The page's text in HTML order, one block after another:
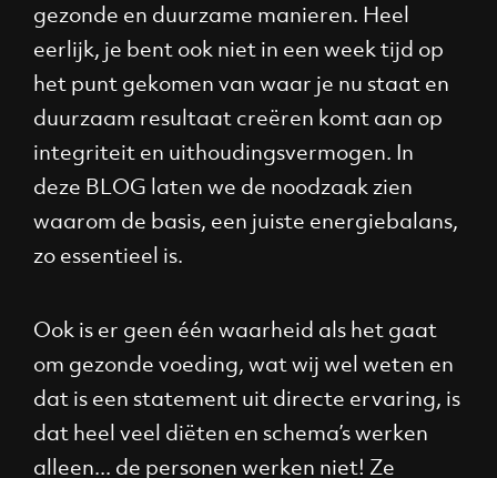
gezonde en duurzame manieren. Heel
eerlijk, je bent ook niet in een week tijd op
het punt gekomen van waar je nu staat en
duurzaam resultaat creëren komt aan op
integriteit en uithoudingsvermogen. In
deze BLOG laten we de noodzaak zien
waarom de basis, een juiste energiebalans,
zo essentieel is.
Ook is er geen één waarheid als het gaat
om gezonde voeding, wat wij wel weten en
dat is een statement uit directe ervaring, is
dat heel veel diëten en schema’s werken
alleen... de personen werken niet! Ze